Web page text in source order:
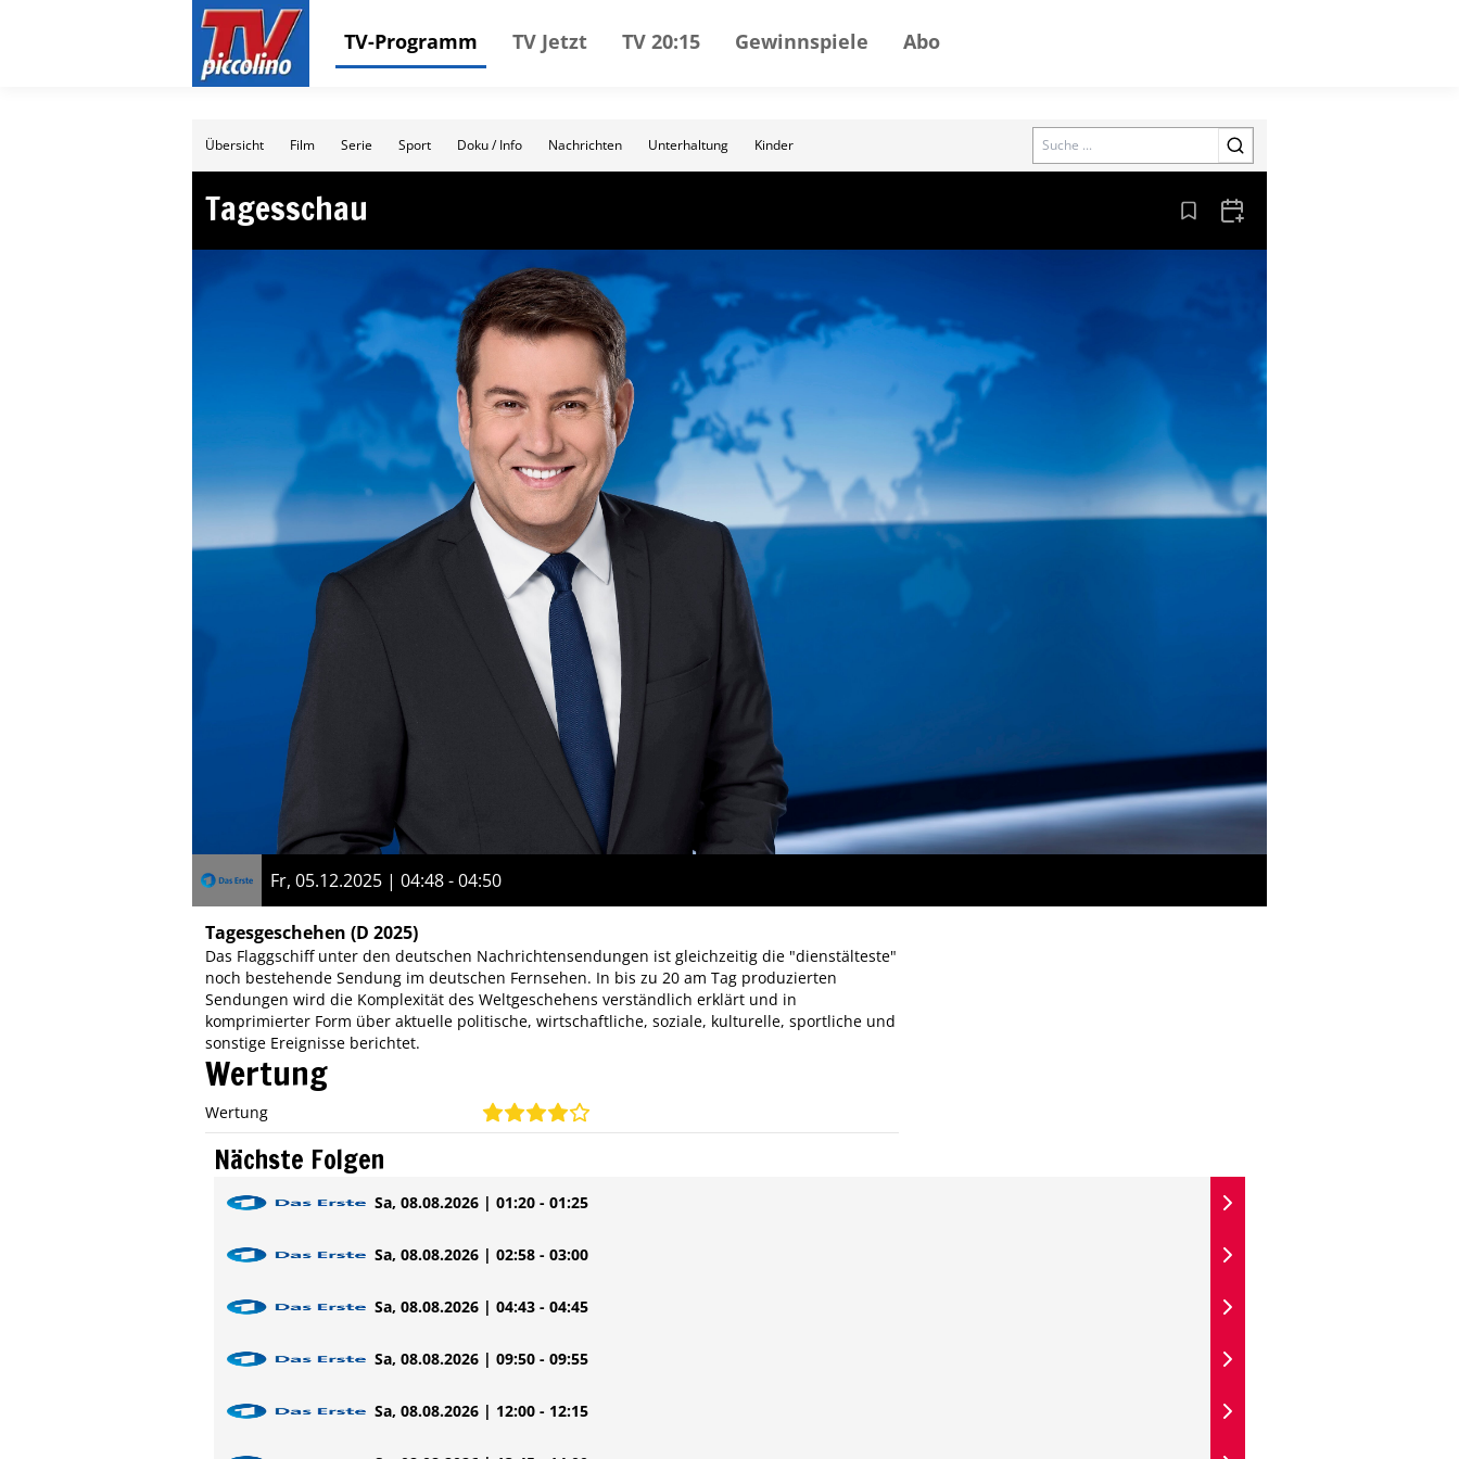
TV-Programm TV Jetzt TV 20:15 Gewinnspiele Abo
Übersicht Film Serie Sport Doku / Info Nachrichten Unterhaltung Kinder Search
Tagesschau Aus den Lesezeichen entfernen
Zum Kalender hinzufügen
Fr, 05.12.2025 | 04:48 - 04:50
Tagesgeschehen (D 2025)
Das Flaggschiff unter den deutschen Nachrichtensendungen ist gleichzeitig die "dienstälteste"
noch bestehende Sendung im deutschen Fernsehen. In bis zu 20 am Tag produzierten
Sendungen wird die Komplexität des Weltgeschehens verständlich erklärt und in
komprimierter Form über aktuelle politische, wirtschaftliche, soziale, kulturelle, sportliche und
sonstige Ereignisse berichtet.
Wertung
Wertung
Nächste Folgen
Sa, 08.08.2026 | 01:20 - 01:25
Sa, 08.08.2026 | 02:58 - 03:00
Sa, 08.08.2026 | 04:43 - 04:45
Sa, 08.08.2026 | 09:50 - 09:55
Sa, 08.08.2026 | 12:00 - 12:15